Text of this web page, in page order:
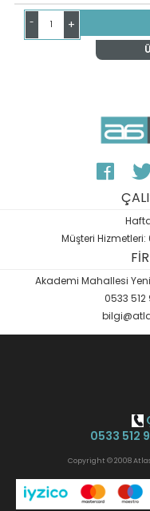
- +
Müşteri Hizmetleri:
Akademi Mahallesi
0533 512
0533 512
Copyright © 2008